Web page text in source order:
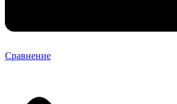
Сравнение